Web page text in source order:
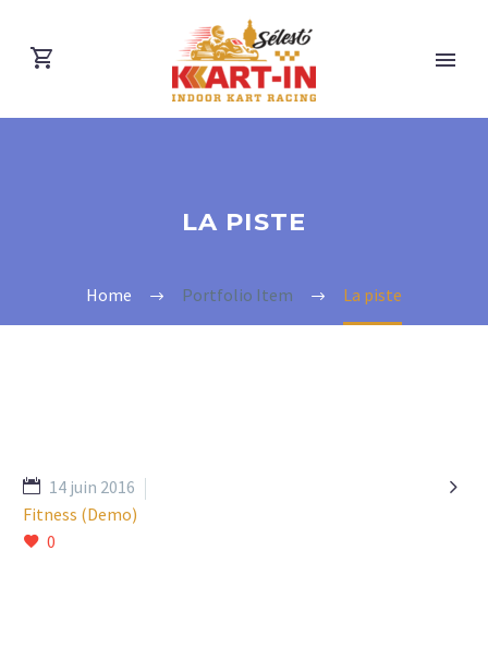
LA PISTE
Home Portfolio Item La piste

14 juin 2016
Fitness (Demo)
0